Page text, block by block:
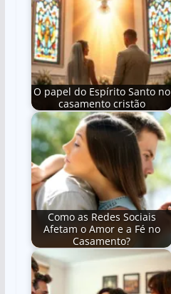
O papel do Espírito Santo no
casamento cristão
Como as Redes Sociais
Afetam o Amor e a Fé no
Casamento?